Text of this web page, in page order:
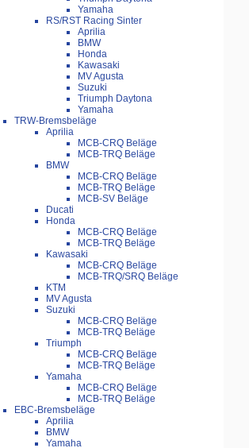
Yamaha
RS/RST Racing Sinter
Aprilia
BMW
Honda
Kawasaki
MV Agusta
Suzuki
Triumph Daytona
Yamaha
TRW-Bremsbeläge
Aprilia
MCB-CRQ Beläge
MCB-TRQ Beläge
BMW
MCB-CRQ Beläge
MCB-TRQ Beläge
MCB-SV Beläge
Ducati
Honda
MCB-CRQ Beläge
MCB-TRQ Beläge
Kawasaki
MCB-CRQ Beläge
MCB-TRQ/SRQ Beläge
KTM
MV Agusta
Suzuki
MCB-CRQ Beläge
MCB-TRQ Beläge
Triumph
MCB-CRQ Beläge
MCB-TRQ Beläge
Yamaha
MCB-CRQ Beläge
MCB-TRQ Beläge
EBC-Bremsbeläge
Aprilia
BMW
Yamaha